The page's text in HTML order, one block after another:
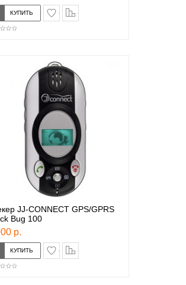
в закладки
JJ-CONNECT GPS/GPRS
Bug 100
р.
в закладки